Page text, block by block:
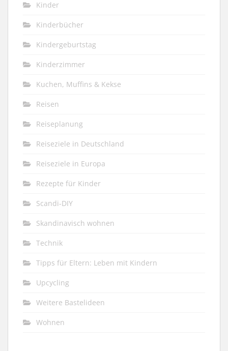
Kinder
Kinderbücher
Kindergeburtstag
Kinderzimmer
Kuchen, Muffins & Kekse
Reisen
Reiseplanung
Reiseziele in Deutschland
Reiseziele in Europa
Rezepte für Kinder
Scandi-DIY
Skandinavisch wohnen
Technik
Tipps für Eltern: Leben mit Kindern
Upcycling
Weitere Bastelideen
Wohnen